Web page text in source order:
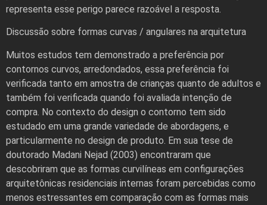
representa esse perigo parece razoável a resposta.
Discussão sobre formas curvas / angulares na arquitetura
Muitos estudos tem demonstrado a preferência por
contornos curvos, arredondados, essa preferência foi
verificada tanto em amostra de crianças quanto de adultos e
também foi verificada quando foi avaliada intenção de
compra. No contexto do design o contorno tem sido
estudado em uma grande variedade de abordagens, e
particularmente no design de produto. Em sua tese de
doutorado Madani Nejad (2003) encontraram que
descobriram que as formas curvilíneas em configurações
arquitetônicas residenciais internas foram percebidas como
menos estressantes em comparação com as formas mais